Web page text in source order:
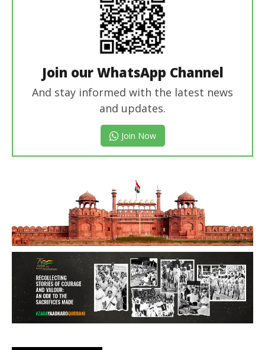
Join our WhatsApp Channel
And stay informed with the latest news
and updates.
Join Now